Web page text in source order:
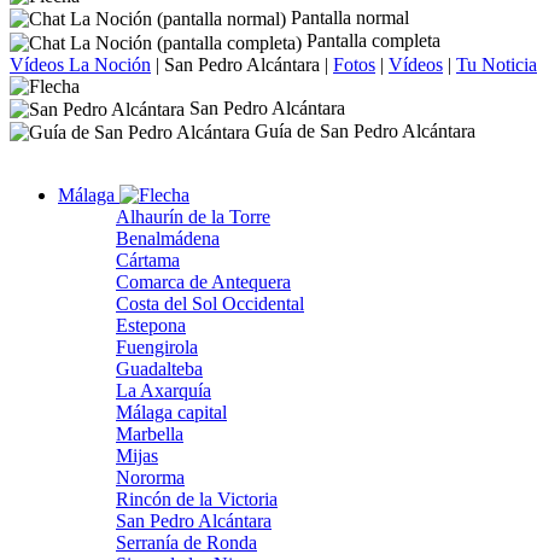
Pantalla normal
Pantalla completa
Vídeos La Noción | San Pedro Alcántara | Fotos | Vídeos | Tu Noticia
San Pedro Alcántara
Guía de San Pedro Alcántara
Málaga
Alhaurín de la Torre
Benalmádena
Cártama
Comarca de Antequera
Costa del Sol Occidental
Estepona
Fuengirola
Guadalteba
La Axarquía
Málaga capital
Marbella
Mijas
Nororma
Rincón de la Victoria
San Pedro Alcántara
Serranía de Ronda